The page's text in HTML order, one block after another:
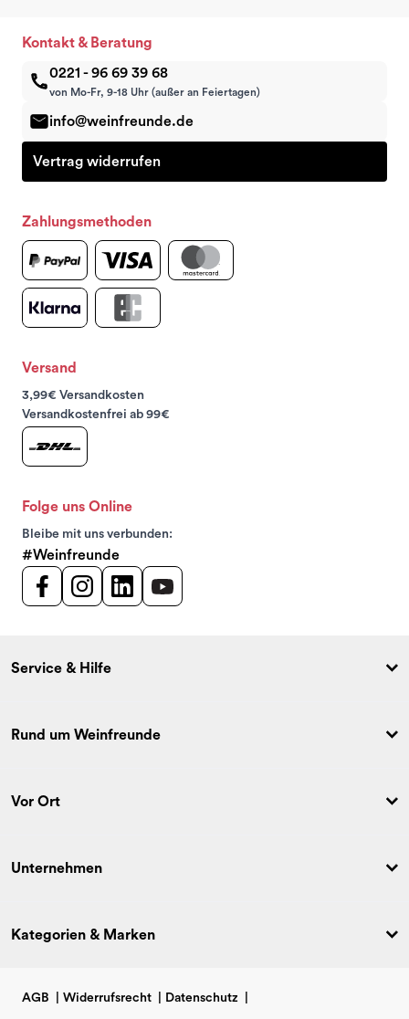
Kontakt & Beratung
0221 - 96 69 39 68
von Mo-Fr, 9-18 Uhr (außer an Feiertagen)
info@weinfreunde.de
Vertrag widerrufen
Zahlungsmethoden
Versand
3,99€ Versandkosten
Versandkostenfrei ab 99€
Folge uns Online
Bleibe mit uns verbunden:
#Weinfreunde
Service & Hilfe
Rund um Weinfreunde
Vor Ort
Unternehmen
Kategorien & Marken
AGB Widerrufsrecht Datenschutz